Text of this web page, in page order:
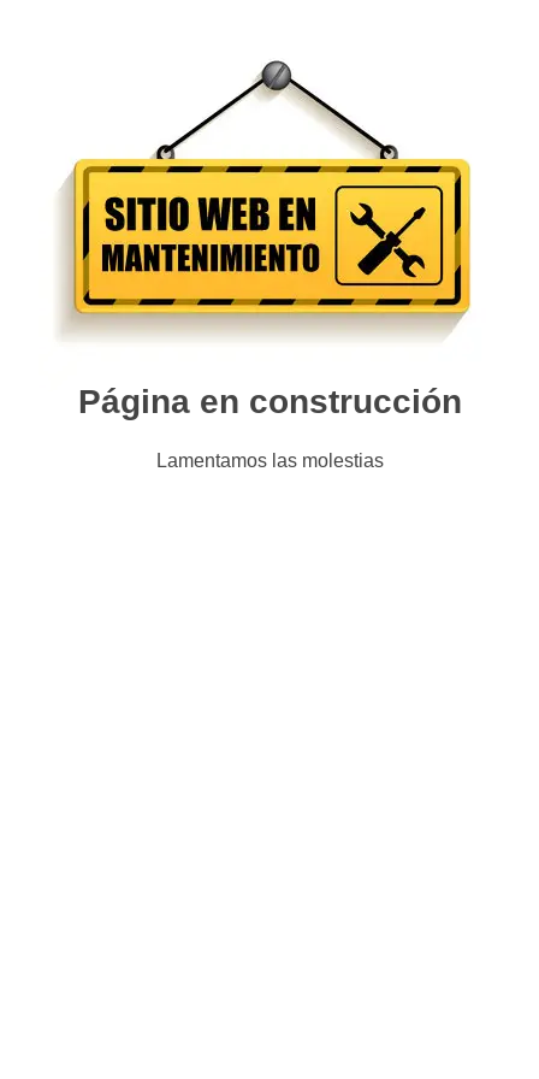
Página en construcción
Lamentamos las molestias